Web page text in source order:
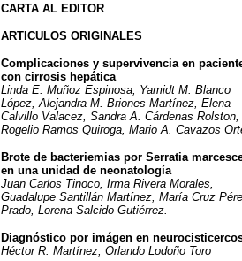
CARTA AL EDITOR
ARTICULOS ORIGINALES
Complicaciones y supervivencia en
con cirrosis hepática
Linda E. Muñoz Espinosa, Yamidt M. Blanco
López, Alejandra M. Briones Martínez, Elena
Calvillo Valacez, Sandra A. Cárdenas Rolston,
Rogelio Ramos Quiroga, Mario A. Cavazos
Brote de bacteriemias por Serratia
en una unidad de neonatología
Juan Carlos Tinoco, Irma Rivera Morales,
Guadalupe Santillán Martínez, María Cruz
Prado, Lorena Salcido Gutiérrez.
Diagnóstico por imágen en
Héctor R. Martínez, Orlando Lodoño Toro